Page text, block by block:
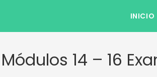
INICIO
14 – 16